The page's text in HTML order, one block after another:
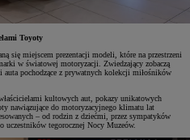
Toyoty
się miejscem prezentacji modeli, które na przestrzeni
w światowej motoryzacji. Zwiedzający zobaczą
pochodzące z prywatnych kolekcji miłośników
kultowych aut, pokazy unikatowych
nawiązujące do motoryzacyjnego klimatu lat
– od rodzin z dziećmi, przez sympatyków
tegorocznej Nocy Muzeów.